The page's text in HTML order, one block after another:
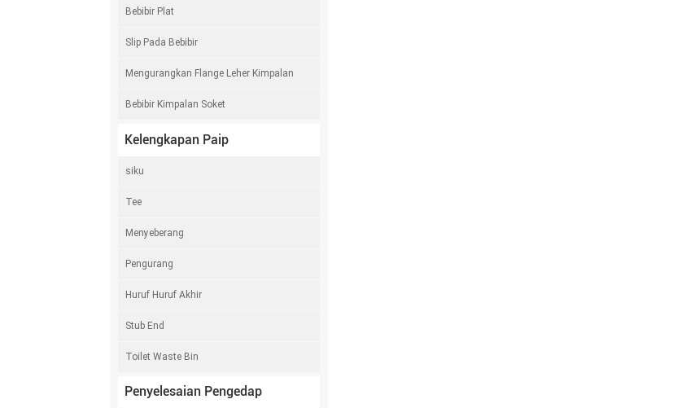
Bebibir Plat
Slip Pada Bebibir
Mengurangkan Flange Leher Kimpalan
Bebibir Kimpalan Soket
Kelengkapan Paip
siku
Tee
Menyeberang
Pengurang
Huruf Huruf Akhir
Stub End
Toilet Waste Bin
Penyelesaian Pengedap